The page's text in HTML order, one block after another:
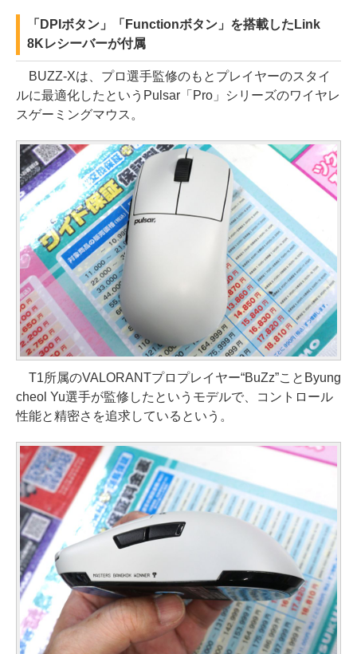
「DPIボタン」「Functionボタン」を搭載したLink
8Kレシーバーが付属
BUZZ-Xは、プロ選手監修のもとプレイヤーのスタイ
ルに最適化したというPulsar「Pro」シリーズのワイヤレ
スゲーミングマウス。
T1所属のVALORANTプロプレイヤー“BuZz”ことByung
cheol Yu選手が監修したというモデルで、コントロール
性能と精密さを追求しているという。